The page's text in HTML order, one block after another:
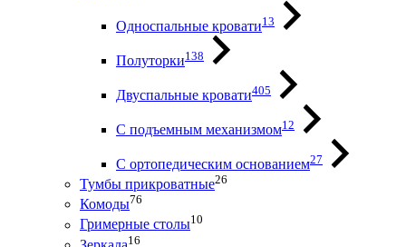
Односпальные кровати13
Полуторки138
Двуспальные кровати405
С подъемным механизмом12
С ортопедическим основанием27
Тумбы прикроватные26
Комоды76
Гримерные столы10
16